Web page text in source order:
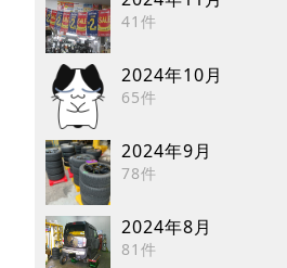
41件
2024年10月
65件
2024年9月
78件
2024年8月
81件